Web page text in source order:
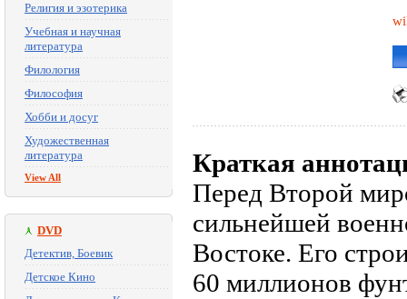
Религия и эзотерика
Учебная и научная
литература
Филология
Философия
Хобби и досуг
Художественная
литература
View All
DVD
Детектив, Боевик
Детское Кино
Краткая
Перед Второй
сильнейшей
Востоке. Его
60 миллионов